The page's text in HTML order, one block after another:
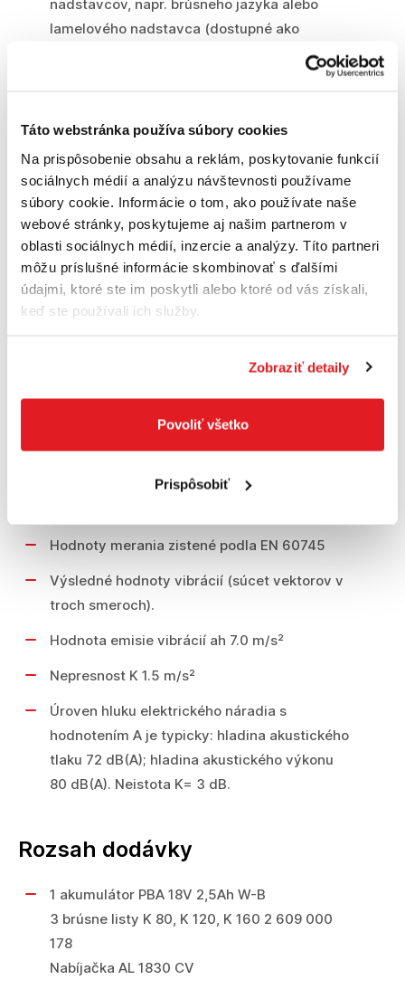
Táto webstránka používa súbory cookies
Na prispôsobenie obsahu a reklám, poskytovanie funkcií
sociálnych médií a analýzu návštevnosti používame
súbory cookie. Informácie o tom, ako používate naše
webové stránky, poskytujeme aj našim partnerom v
oblasti sociálnych médií, inzercie a analýzy. Títo partneri
môžu príslušné informácie skombinovať s ďalšími
údajmi, ktoré ste im poskytli alebo ktoré od vás získali,
keď ste používali ich služby.
Zobraziť detaily
Povoliť všetko
Prispôsobiť
nadstavcov, napr. brúsneho jazyka alebo
lamelového nadstavca (dostupné ako
Technické údaje
Napätie akumulátora 18 V
Kapacita akumulátora 2,5 Ah
Pocet kmitov 22.000 min-1
Priemer kmitov, Ø 1,6 mm
Upevnenie brúsnych listov Mikrovelkronové
upínanie
Informácie o hlučnosti/vibráciách
Hodnoty merania zistené podla EN 60745
Výsledné hodnoty vibrácií (súcet vektorov v
troch smeroch).
Hodnota emisie vibrácií ah 7.0 m/s²
Nepresnost K 1.5 m/s²
Úroven hluku elektrického náradia s
hodnotením A je typicky: hladina akustického
tlaku 72 dB(A); hladina akustického výkonu
80 dB(A). Neistota K= 3 dB.
Rozsah dodávky
1 akumulátor PBA 18V 2,5Ah W-B
3 brúsne listy K 80, K 120, K 160 2 609 000
178
Nabíjačka AL 1830 CV